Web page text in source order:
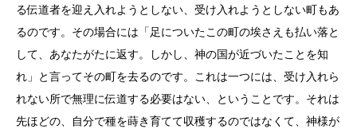
る伝道者を迎え入れようとしない、受け入れようとしない町もあ
るのです。その場合には「足についたこの町の埃さえも払い落と
して、あなたがたに返す。しかし、神の国が近づいたことを知
れ」と言ってその町を去るのです。これは一つには、受け入れら
れない所で無理に伝道する必要はない、ということです。それは
先ほどの、自分で種を蒔き育てて収穫するのではなくて、神様が